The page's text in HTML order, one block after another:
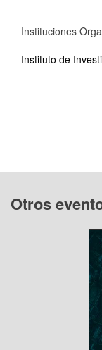
Instituciones
Instituto de
Otros